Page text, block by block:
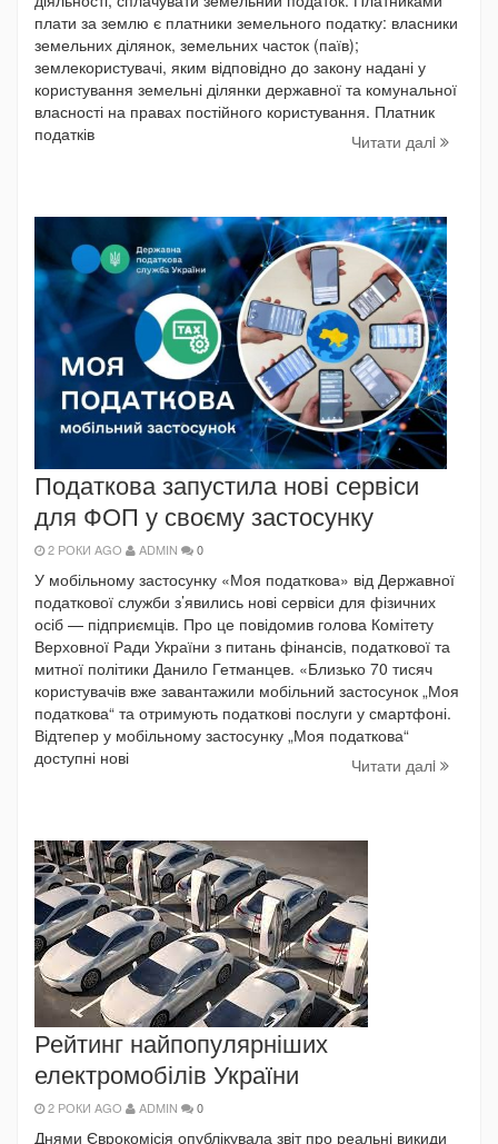
плати за землю є платники земельного податку: власники
земельних ділянок, земельних часток (паїв);
землекористувачі, яким відповідно до закону надані у
користування земельні ділянки державної та комунальної
власності на правах постійного користування. Платник
податків
Читати далi
Податкова запустила нові сервіси
для ФОП у своєму застосунку
2 РОКИ AGO ADMIN 0
У мобільному застосунку «Моя податкова» від Державної
податкової служби з’явились нові сервіси для фізичних
осіб — підприємців. Про це повідомив голова Комітету
Верховної Ради України з питань фінансів, податкової та
митної політики Данило Гетманцев. «Близько 70 тисяч
користувачів вже завантажили мобільний застосунок „Моя
податкова“ та отримують податкові послуги у смартфоні.
Відтепер у мобільному застосунку „Моя податкова“
доступні нові
Читати далi
Рейтинг найпопулярніших
електромобілів України
2 РОКИ AGO ADMIN 0
Днями Єврокомісія опублікувала звіт про реальні викиди